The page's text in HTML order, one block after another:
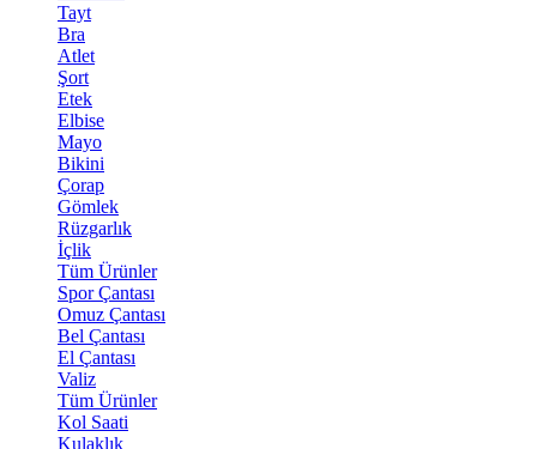
Tayt
Bra
Atlet
Şort
Etek
Elbise
Mayo
Bikini
Çorap
Gömlek
Rüzgarlık
İçlik
Tüm Ürünler
Spor Çantası
Omuz Çantası
Bel Çantası
El Çantası
Valiz
Tüm Ürünler
Kol Saati
Kulaklık